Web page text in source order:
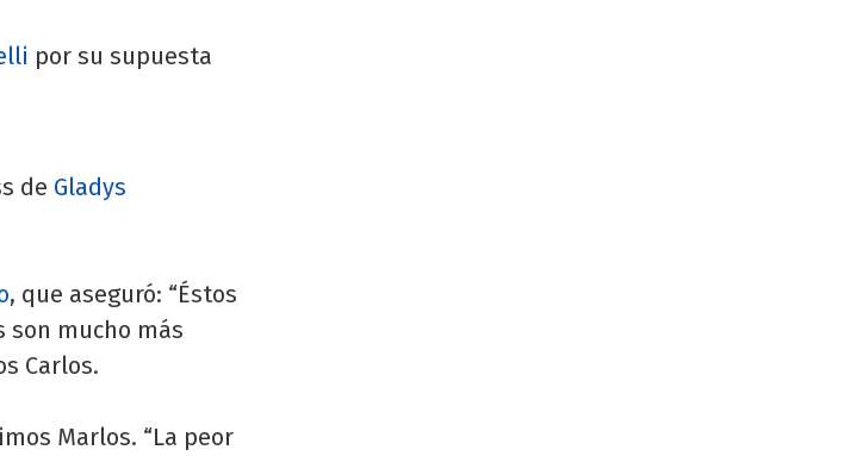
por su supuesta
de Gladys
, que aseguró: “Éstos
son mucho más
Carlos.
Marlos. “La peor